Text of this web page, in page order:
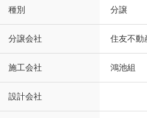
種別 分譲
分譲会社 住友不動
施工会社 鴻池組
設計会社